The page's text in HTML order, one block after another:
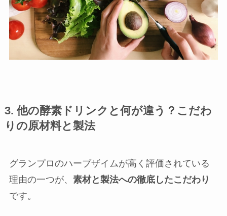
3. 他の酵素ドリンクと何が違う？こだわ
りの原材料と製法
グランプロのハーブザイムが高く評価されている
理由の一つが、 素材と製法への徹底したこだわり
です。